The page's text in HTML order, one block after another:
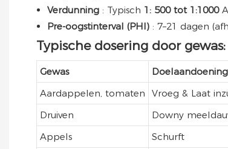
Verdunning : Typisch 1: 500 tot 1:1000
Pre-oogstinterval (PHI) : 7–21 dagen
Typische dosering door gewas:
Gewas Doelaandoening
Aardappelen, tomaten
Vroeg & Laat
Druiven
Downy
Appels
Schurft